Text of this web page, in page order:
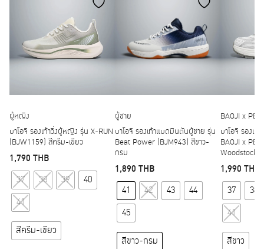
ผู้หญิง
บาโอจิ รองเท้าวิ่งผู้หญิง รุ่น X-RUN
(BJW1159) สีครีม-เขียว
1,790 THB
This product has multiple variants. The options may
37 38 39
40
41
สีครีม-เขียว
ผู้ชาย
บาโอจิ รองเท้าแบดมินตันผู้ชาย รุ่น
Beat Power (BJM943) สีขาว-
กรม
1,890THB
This product has
41 42 43
44
45
สีขาว-กรม
BAOJI x
บาโอจิ รองเ
BAOJI x
Woodstock
1,990THB
37
38
41
สีขาว